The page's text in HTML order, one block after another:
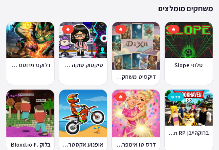
לצד תוספות שוטפות של משחקים חדשים.
משחקים מומלצים
🔥
סלופ Slope
🔥
דיקסיט משחק Dixit
🔥
טיקטוק טוקה בוקה בלוקס פרוטס Blox Fruits
חדש
ברוקהייבן Brookhaven RP
🔥
דרס טו אימפרס Dress To Impress אופנוע אקסטרים Moto X3M בלוק .יו Bloxd.io